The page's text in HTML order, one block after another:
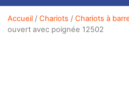
Accueil / Chariots / Chariots à
ouvert avec poignée 12502